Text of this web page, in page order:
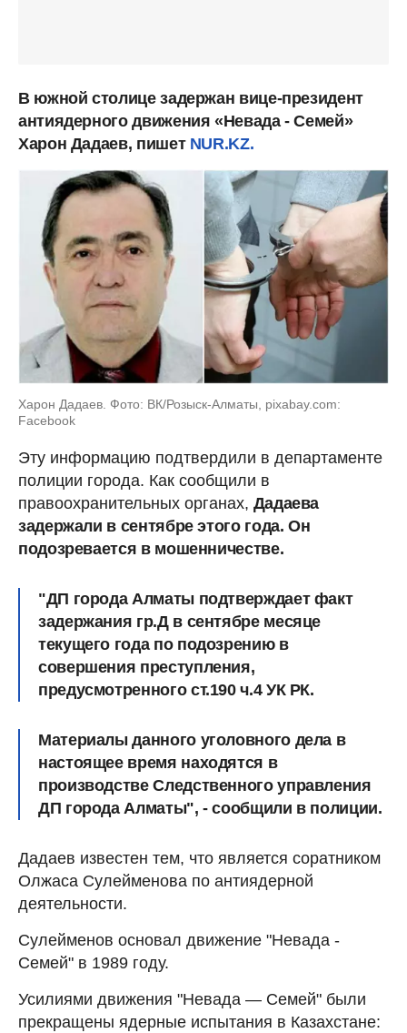
В южной столице задержан вице-президент
антиядерного движения «Невада - Семей»
Харон Дадаев, пишет NUR.KZ.
Харон Дадаев. Фото: ВК/Розыск-Алматы, pixabay.com:
Facebook
Эту информацию подтвердили в департаменте
полиции города. Как сообщили в
правоохранительных органах, Дадаева
задержали в сентябре этого года. Он
подозревается в мошенничестве.
"ДП города Алматы подтверждает факт
задержания гр.Д в сентябре месяце
текущего года по подозрению в
совершения преступления,
предусмотренного ст.190 ч.4 УК РК.
Материалы данного уголовного дела в
настоящее время находятся в
производстве Следственного управления
ДП города Алматы",- сообщили в полиции.
Дадаев известен тем, что является соратником
Олжаса Сулейменова по антиядерной
деятельности.
Сулейменов основал движение "Невада -
Семей" в 1989 году.
Усилиями движения "Невада — Семей" были
прекращены ядерные испытания в Казахстане: